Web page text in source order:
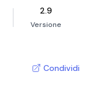
2.9
Versione
Condividi